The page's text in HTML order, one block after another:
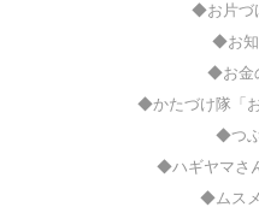
◆お片づ
◆お
◆お金
◆かたづけ隊「
◆つ
◆ハギヤマさ
◆ムス